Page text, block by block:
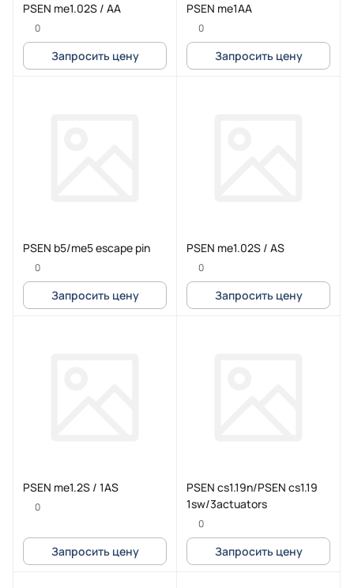
PSEN me1.02S / AA
0
Запросить цену
PSEN me1AA
0
Запросить цену
PSEN b5/me5 escape pin
0
Запросить цену
PSEN me1.02S / AS
0
Запросить цену
PSEN me1.2S / 1AS
0
Запросить цену
PSEN cs1.19n/PSEN cs1.19
1sw/3actuators
0
Запросить цену